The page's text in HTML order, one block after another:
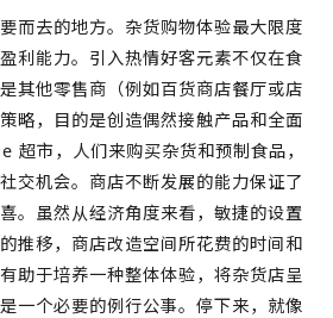
而去的地方。杂货购物体验最大限度
利能力。引入热情好客元素不仅在食
其他零售商（例如百货商店餐厅或店
略，目的是创造偶然接触产品和全面
超市，人们来购买杂货和预制食品，
交机会。商店不断发展的能力保证了
。虽然从经济角度来看，敏捷的设置
移，商店改造空间所花费的时间和
于培养一种整体体验，将杂货店呈
一个必要的例行公事。停下来，就像